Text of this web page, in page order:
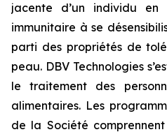
jacente d’un individu en
immunitaire à se
parti des propriétés de
peau. DBV Technologies
le traitement des
alimentaires. Les
de la Société